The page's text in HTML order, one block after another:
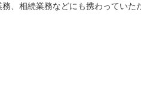
、相続業務などにも携わっていた